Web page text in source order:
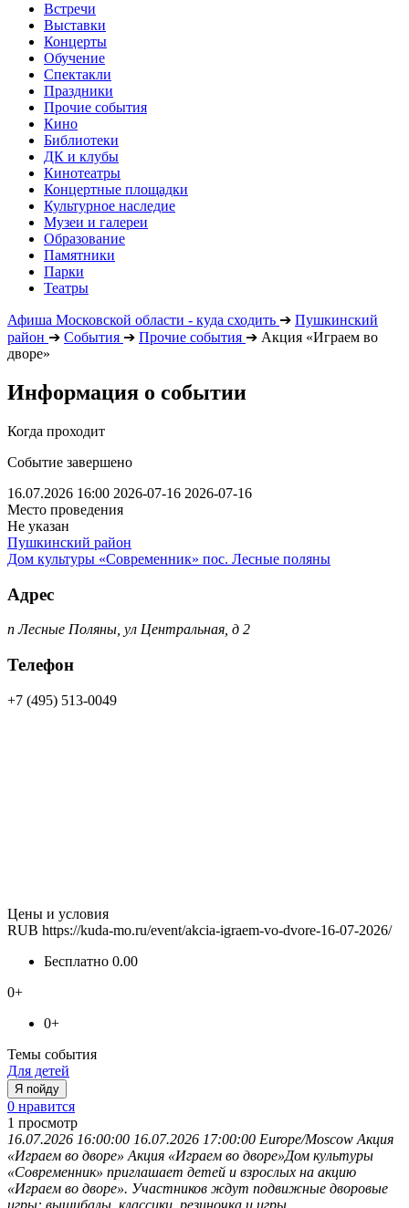
Встречи
Выставки
Концерты
Обучение
Спектакли
Праздники
Прочие события
Кино
Библиотеки
ДК и клубы
Кинотеатры
Концертные площадки
Культурное наследие
Музеи и галереи
Образование
Памятники
Парки
Театры
Афиша Московской области - куда сходить ➔ Пушкинский
район ➔ События ➔ Прочие события ➔ Акция «Играем во
дворе»
Информация о событии
Когда проходит
Событие завершено
16.07.2026 16:00 2026-07-16 2026-07-16
Место проведения
Не указан
Пушкинский район
Дом культуры «Современник» пос. Лесные поляны
Адрес
п Лесные Поляны, ул Центральная, д 2
Телефон
+7 (495) 513-0049
Цены и условия
RUB https://kuda-mo.ru/event/akcia-igraem-vo-dvore-16-07-2026/
Бесплатно 0.00
0+
0+
Темы события
Для детей
Я пойду
0 нравится
1 просмотр
16.07.2026 16:00:00 16.07.2026 17:00:00 Europe/Moscow Акция
«Играем во дворе» Акция «Играем во дворе»Дом культуры
«Современник» приглашает детей и взрослых на акцию
«Играем во дворе». Участников ждут подвижные дворовые
игры: вышибалы, классики, резиночка и игры